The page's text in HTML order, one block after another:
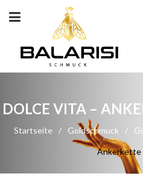
DOLCE VITA –
Startseite / Goldschmuck /
Ankerkette